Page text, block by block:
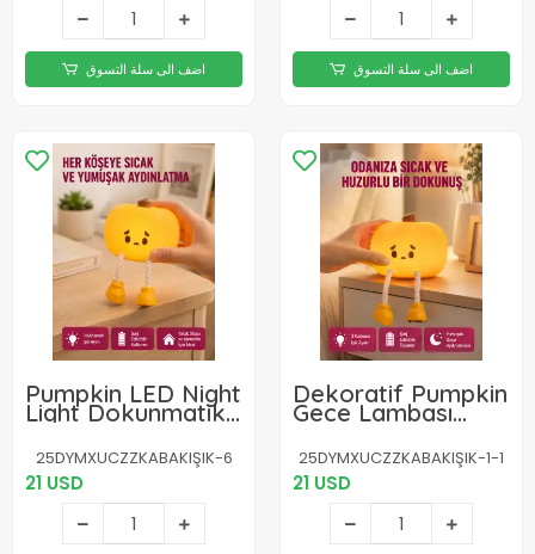
اضف الى سلة التسوق اضف الى سلة التسوق
Pumpkin LED Night
Light Dokunmatik
Şarjlı Silikon Gece
Lambası Yeni Nesil
25DYMXUCZZKABAKIŞIK-6
21 USD
Dekoratif Pumpkin
Gece Lambası
Şarjlı Dokunmatik
LED Işık Yeni Nesil
25DYMXUCZZKABAKIŞIK-1-1
21 USD